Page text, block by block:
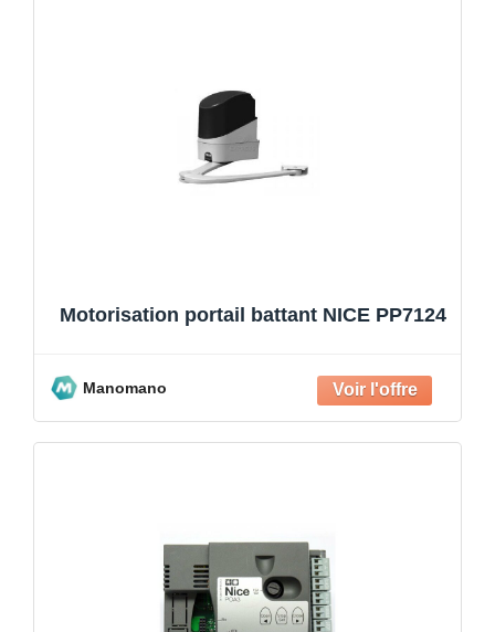
Motorisation portail battant NICE PP7124
Manomano